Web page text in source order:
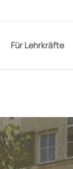
Für Lehrkräfte